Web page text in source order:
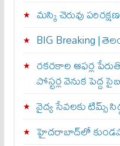
మస్కి చెరువు
BIG Breaking |
రకరకాల ఆఫర్ల
పోస్టర్ల వెనుక పెద్ద
వైద్య సేవలకు టిమ్స్‌
హైదరాబాద్‌లో